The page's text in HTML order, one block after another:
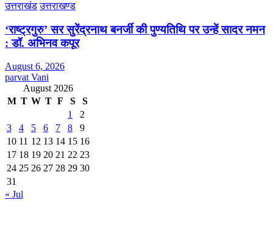
उत्तराखंड उत्तराखण्ड
‘राष्ट्रगुरु’ सर सुरेंद्रनाथ बनर्जी की पुण्यतिथि पर उन्हें सादर नमन
: डॉ. अभिनव कपूर
August 6, 2026
parvat Vani
August 2026
M T W T F S
S
1
2
3
4 5 6 7 8
9
10 11 12 13 14 15 16
17 18 19 20 21 22 23
24 25 26 27 28 29 30
31
« Jul